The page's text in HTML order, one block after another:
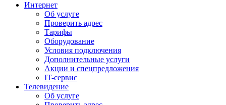
Интернет
Об услуге
Проверить адрес
Тарифы
Оборудование
Условия подключения
Дополнительные услуги
Акции и спецпредложения
IT-сервис
Телевидение
Об услуге